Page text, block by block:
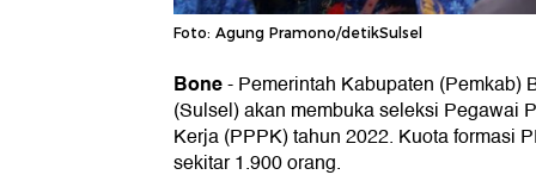
Foto: Agung Pramono/detikSulsel
Bone-Pemerintah Kabupaten (Pemkab)
(Sulsel) akan membuka seleksi Pegawai
Kerja (PPPK) tahun 2022. Kuota formasi
sekitar 1.900 orang.